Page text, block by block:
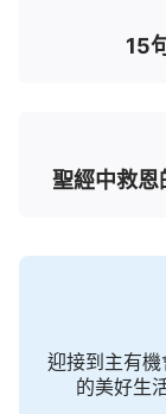
俄梅戛乃希臘
永在的全能者
在神面前
四活物各
們晝夜不住
15
聖經中救
迎接到主有
的美好生